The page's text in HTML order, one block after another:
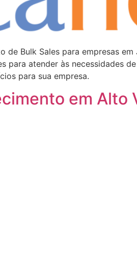
Bulk Sales para empresas em
para atender às necessidades
para sua empresa.
em Alto